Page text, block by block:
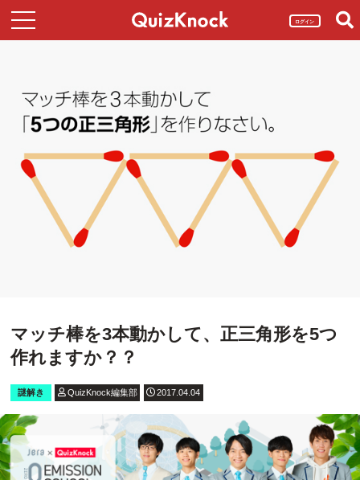
ログイン
マッチ棒を3本動かして、正三角形を5つ
作れますか？？
謎解き QuizKnock編集部 2017.04.04